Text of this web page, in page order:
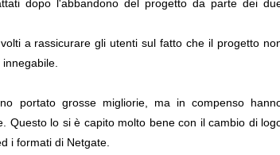
dopo l'abbandono del progetto da parte dei
a rassicurare gli utenti sul fatto che il progetto
portato grosse migliorie, ma in compenso
Questo lo si è capito molto bene con il cambio di
i formati di Netgate.